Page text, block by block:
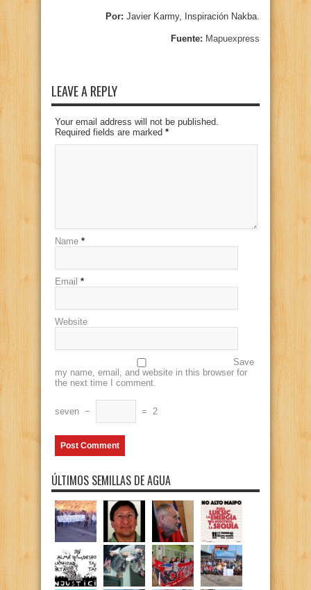
Por: Javier Karmy, Inspiración Nakba.
Fuente: Mapuexpress
LEAVE A REPLY
Your email address will not be published.
Required fields are marked *
Name *
Email *
Website
Save
my name, email, and website in this browser for
the next time I comment.
seven − = 2
ÚLTIMOS SEMILLAS DE AGUA